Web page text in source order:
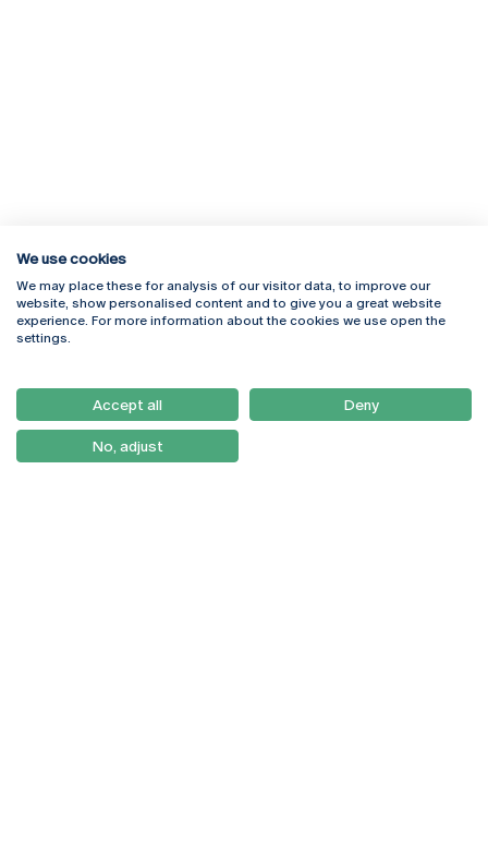
Rua Diogo Botelho 1327
4169-005 Porto
+351 226 196 240
Campus Online
Webmail
Como Chegar
Newsletter
We use cookies
We may place these for analysis of our visitor data, to improve our
website, show personalised content and to give you a great website
experience. For more information about the cookies we use open the
settings.
Accept all Deny
No, adjust